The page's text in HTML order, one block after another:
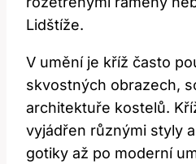
Lidštíže.
V umění je kříž často
skvostných obrazech,
architektuře kostelů.
vyjádřen různými styly
gotiky až po moderní